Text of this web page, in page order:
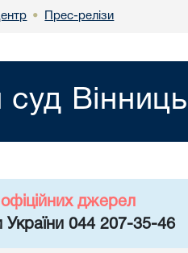
• Прес-релізи
джерел
України 044 207-35-46